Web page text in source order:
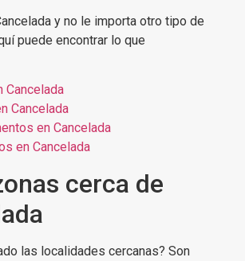
y no le importa otro tipo de
puede encontrar lo que
Cancelada
Cancelada
en Cancelada
en Cancelada
cerca de
las localidades cercanas? Son